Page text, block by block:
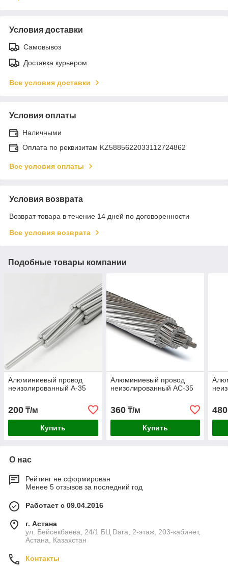
Условия доставки
Самовывоз
Доставка курьером
Все условия доставки
Условия оплаты
Наличными
Оплата по реквизитам KZ5885622033112724862
Все условия оплаты
Условия возврата
Возврат товара в течение 14 дней по договоренности
Все условия возврата
Подобные товары компании
Алюминиевый провод
неизолированный А-35
200 ₸/м
Купить
Алюминиевый провод
неизолированный АС-35
360₸/м
Купить
480
О нас
Рейтинг не сформирован
Менее 5 отзывов за последний год
Работает с 09.04.2016
г. Астана
ул. Бейсекбаева, 24/1 БЦ Dara, 2-этаж, 203-кабинет,
Астана, Казахстан
Контакты